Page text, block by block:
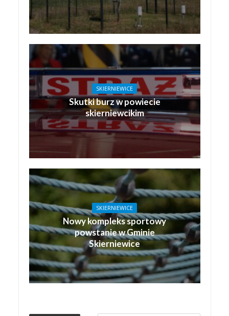
SKIERNIEWICE
Skutki burz w powiecie
skierniewcikim
SKIERNIEWICE
Nowy kompleks sportowy
powstanie w Gminie
Skierniewice